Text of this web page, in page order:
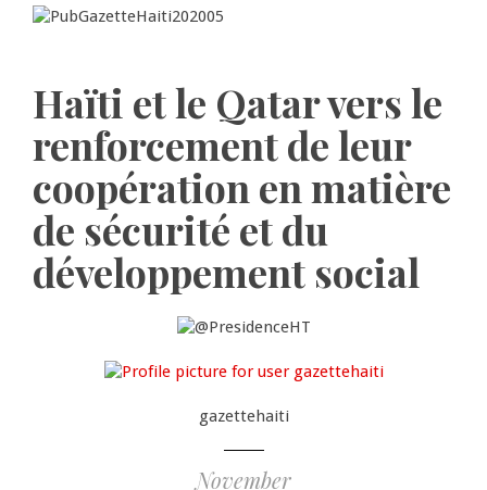
Haïti et le Qatar vers le
renforcement de leur
coopération en matière
de sécurité et du
développement social
gazettehaiti
November